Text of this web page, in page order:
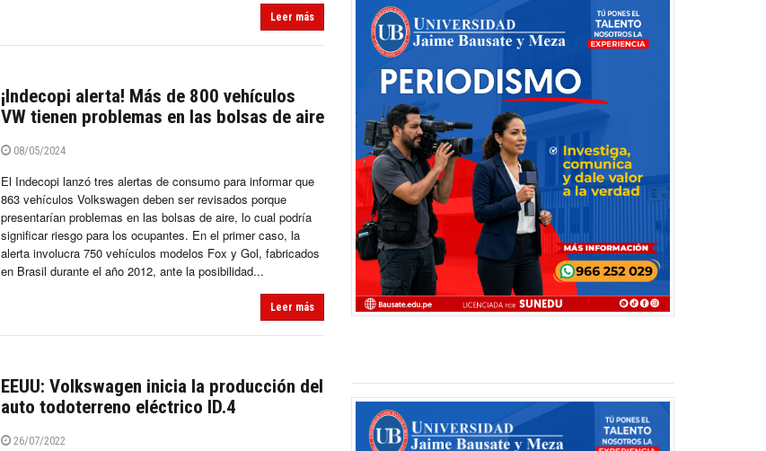
Leer más
¡Indecopi alerta! Más de 800 vehículos
VW tienen problemas en las bolsas de aire
08/05/2024
El Indecopi lanzó tres alertas de consumo para informar que
863 vehículos Volkswagen deben ser revisados porque
presentarían problemas en las bolsas de aire, lo cual podría
significar riesgo para los ocupantes. En el primer caso, la
alerta involucra 750 vehículos modelos Fox y Gol, fabricados
en Brasil durante el año 2012, ante la posibilidad...
Leer más
EEUU: Volkswagen inicia la producción del
auto todoterreno eléctrico ID.4
26/07/2022